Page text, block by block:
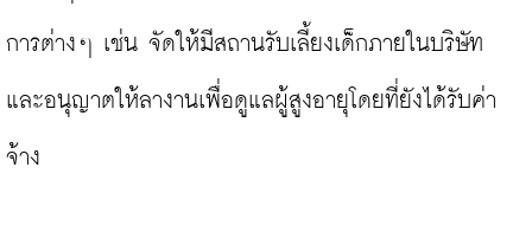
การต่างๆ เช่น จัดให้มีสถานรับเลี้ยงเด็กภายในบริษัท
และอนุญาตให้ลางานเพื่อดูแลผู้สูงอายุโดยที่ยังได้รับค่า
จ้าง